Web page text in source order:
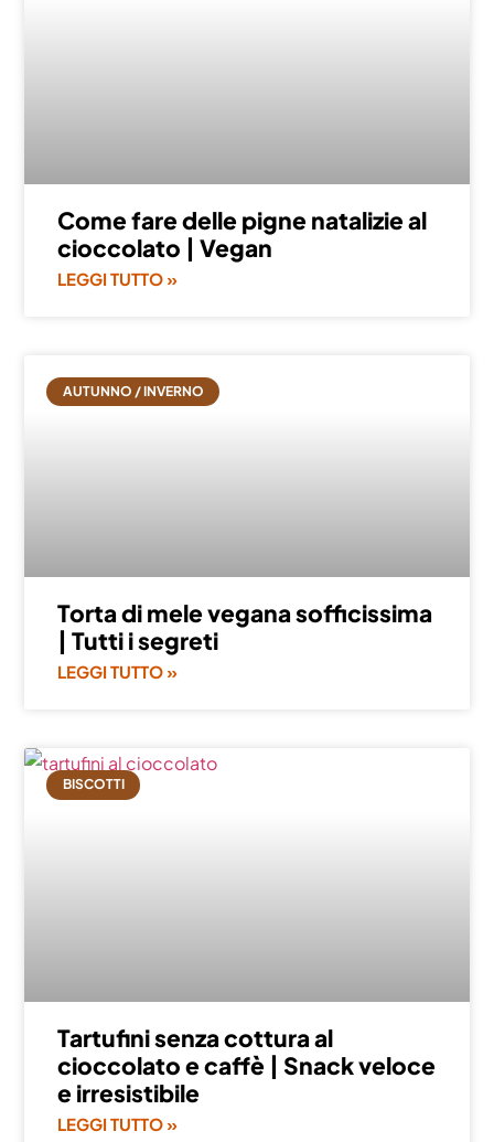
Come fare delle pigne natalizie al
cioccolato | Vegan
LEGGI TUTTO »
AUTUNNO / INVERNO
Torta di mele vegana sofficissima
| Tutti i segreti
LEGGI TUTTO »
BISCOTTI
Tartufini senza cottura al
cioccolato e caffè | Snack veloce
e irresistibile
LEGGI TUTTO »